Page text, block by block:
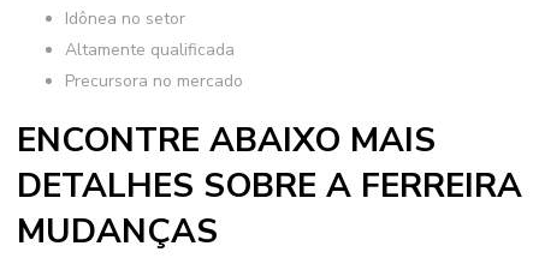
idônea no setor
altamente qualificada
precursora no mercado
ENCONTRE ABAIXO MAIS
DETALHES SOBRE A FERREIRA
MUDANÇAS